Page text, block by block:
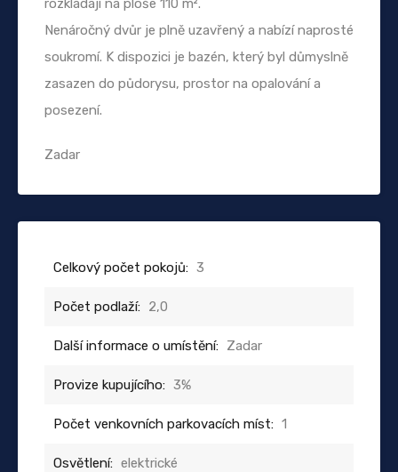
rozkládají na ploše 110 m².
Nenáročný dvůr je plně uzavřený a nabízí naprosté
soukromí. K dispozici je bazén, který byl důmyslně
zasazen do půdorysu, prostor na opalování a
posezení.
Zadar
Celkový počet pokojů: 3
Počet podlaží: 2,0
Další informace o umístění: Zadar
Provize kupujícího: 3%
Počet venkovních parkovacích míst: 1
Osvětlení: elektrické